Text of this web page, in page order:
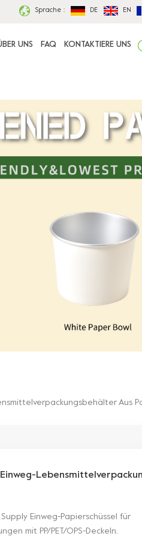
Sprache : DE EN
UNS FAQ KONTAKTIERE UNS
Aus
Einweg-Papierschüssel für
mit PP/PET/OPS-Deckeln.